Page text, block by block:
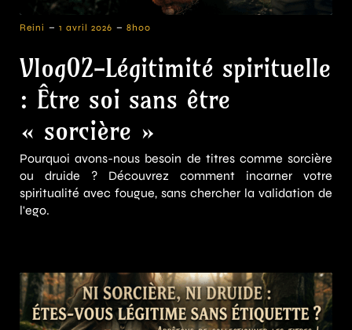
Reini - 1 avril 2026 - 8h00
Vlog02-Légitimité spirituelle
: Être soi sans être
« sorcière »
Pourquoi avons-nous besoin de titres comme sorcière
ou druide ? Découvrez comment incarner votre
spiritualité avec fougue, sans chercher la validation de
l'ego.